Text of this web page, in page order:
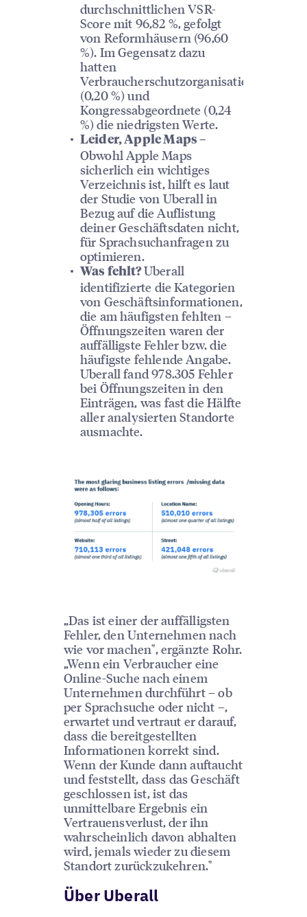
durchschnittlichen VSR-
Score mit 96,82 %, gefolgt
von Reformhäusern (96,60
%). Im Gegensatz dazu
hatten
Verbraucherschutzorganisationen
(0,20 %) und
Kongressabgeordnete (0,24
%) die niedrigsten Werte.
Leider, Apple Maps –
Obwohl Apple Maps
sicherlich ein wichtiges
Verzeichnis ist, hilft es laut
der Studie von Uberall in
Bezug auf die Auflistung
deiner Geschäftsdaten nicht,
für Sprachsuchanfragen zu
optimieren.
Was fehlt? Uberall
identifizierte die Kategorien
von Geschäftsinformationen,
die am häufigsten fehlten –
Öffnungszeiten waren der
auffälligste Fehler bzw. die
häufigste fehlende Angabe.
Uberall fand 978.305 Fehler
bei Öffnungszeiten in den
Einträgen, was fast die Hälfte
aller analysierten Standorte
ausmachte.
„Das ist einer der auffälligsten
Fehler, den Unternehmen nach
wie vor machen", ergänzte Rohr.
„Wenn ein Verbraucher eine
Online-Suche nach einem
Unternehmen durchführt – ob
per Sprachsuche oder nicht –,
erwartet und vertraut er darauf,
dass die bereitgestellten
Informationen korrekt sind.
Wenn der Kunde dann auftaucht
und feststellt, dass das Geschäft
geschlossen ist, ist das
unmittelbare Ergebnis ein
Vertrauensverlust, der ihn
wahrscheinlich davon abhalten
wird, jemals wieder zu diesem
Standort zurückzukehren."
Über Uberall